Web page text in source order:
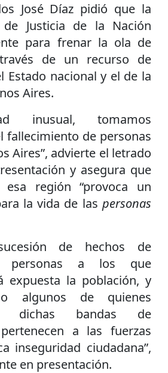
José Díaz pidió que la
de Justicia de la Nación
para frenar la ola de
de un recurso de
Estado nacional y el de la
Aires.
inusual, tomamos
fallecimiento de personas
Aires”, advierte el letrado
y asegura que
región “provoca un
la vida de las personas
de hechos de
personas a los que
expuesta la población, y
algunos de quienes
dichas bandas de
a las fuerzas
inseguridad ciudadana”,
en presentación.